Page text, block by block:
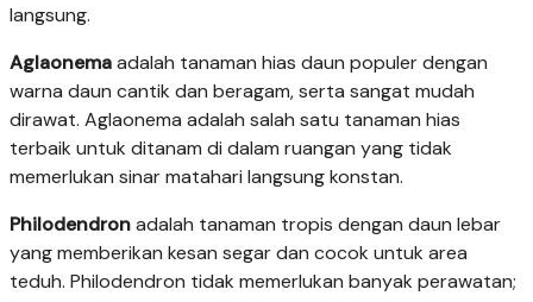
langsung.
Aglaonemaadalah tanaman hias daun populer dengan
warna daun cantik dan beragam, serta sangat mudah
dirawat. Aglaonema adalah salah satu tanaman hias
terbaik untuk ditanam di dalam ruangan yang tidak
memerlukan sinar matahari langsung konstan.
Philodendronadalah tanaman tropis dengan daun lebar
yang memberikan kesan segar dan cocok untuk area
teduh. Philodendron tidak memerlukan banyak perawatan;